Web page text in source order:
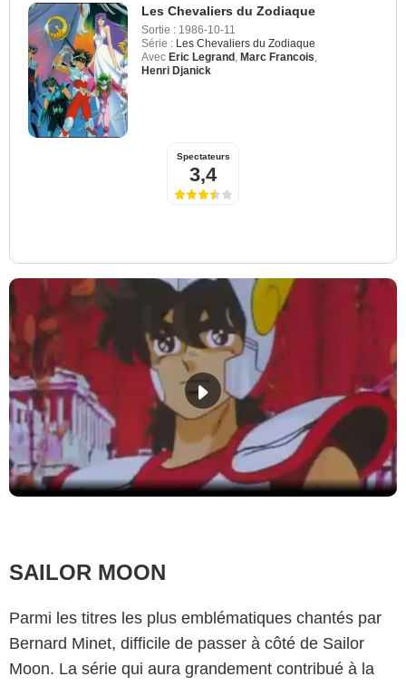
Les Chevaliers du Zodiaque
Sortie : 1986-10-11
Série : Les Chevaliers du Zodiaque
Avec Eric Legrand , Marc Francois,
Henri Djanick
Spectateurs
3,4
SAILOR MOON
Parmi les titres les plus emblématiques chantés par
Bernard Minet, difficile de passer à côté de Sailor
Moon. La série qui aura grandement contribué à la